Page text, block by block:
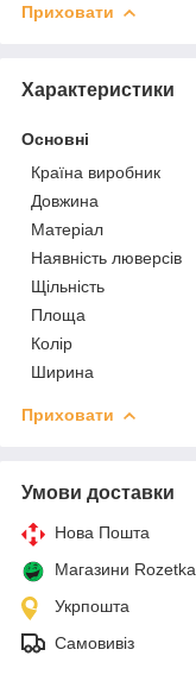
Приховати
Характеристики
Основні
Країна виробник
Довжина
Матеріал
Наявність люверсів
Щільність
Площа
Колір
Ширина
Приховати
Умови доставки
Нова Пошта
Магазини Rozetka
Укрпошта
Самовивіз